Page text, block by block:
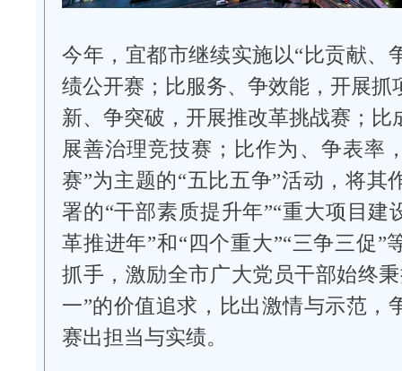
今年，宜都市继续实施以“比贡献、
绩公开赛；比服务、争效能，开展抓
新、争突破，开展推改革挑战赛；比
展善治理竞技赛；比作为、争表率
赛”为主题的“五比五争”活动，将其
署的“干部素质提升年”“重大项目建
革推进年”和“四个重大”“三争三促”
抓手，激励全市广大党员干部始终
一”的价值追求，比出激情与示范，
赛出担当与实绩。